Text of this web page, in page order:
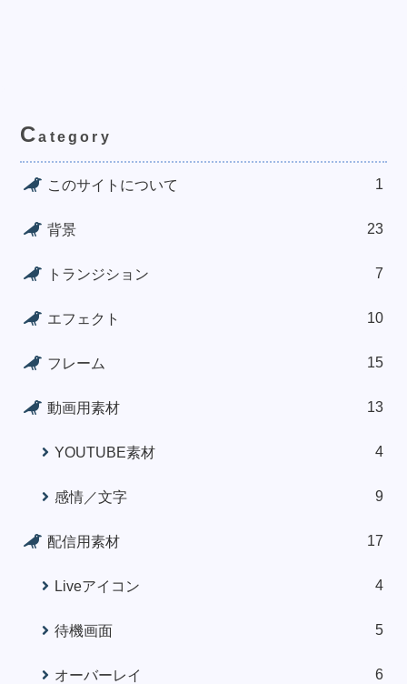
Category
このサイトについて 1
背景 23
トランジション 7
エフェクト 10
フレーム 15
動画用素材 13
YOUTUBE素材 4
感情／文字 9
配信用素材 17
Liveアイコン 4
待機画面 5
オーバーレイ 6